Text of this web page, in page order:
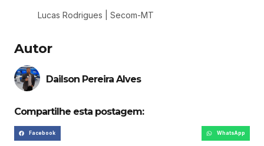
Lucas Rodrigues | Secom-MT
Autor
Dailson Pereira Alves
Compartilhe esta postagem:
Facebook WhatsApp